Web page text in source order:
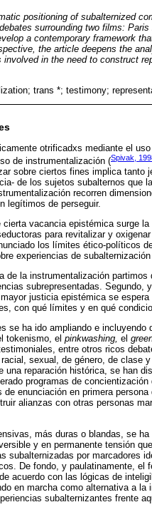
positioning of subalternized
surrounding two films:
a contemporary framework
the article deepens the
involved in the need to construct
trans *; testimony;
otrificadxs mediante el
de instrumentalización (Spivak,
sobre ciertos fines implica tanto
de los sujetos subalternos que
recorren
legítimos de perseguir.
cierta vacancia epistémica surge
para revitalizar y
los límites ético-políticos
experiencias de
de la instrumentalización
subrepresentadas.
justicia epistémica se
con qué límites y en qué
se ha ido ampliando e
tokenismo, el pinkwashing, el
entre otros ricos
sexual, de género, de clase
una reparación histórica, se han
programas de
de enunciación en primera
alianzas con otras personas
más duras o blandas, se
y en permanente tensión
subalternizadas por marcadores
De fondo, y paulatinamente, el
acuerdo con las lógicas de
en marcha como alternativa a
subalternizantes frente